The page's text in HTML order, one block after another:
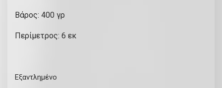
Βάρος: 400 γρ
Περίμετρος: 6 εκ
Εξαντλημένο